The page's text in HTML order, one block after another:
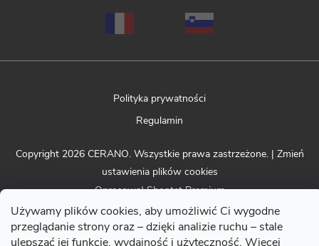
Używamy plików cookies, aby umożliwić Ci wygodne
przeglądanie strony oraz – dzięki analizie ruchu – stale
ulepszać jej funkcje, wydajność i użyteczność. Więcej
Polityka prywatności
Regulamin
Opracował Shoptet Premium
Copyright 2026 CERANO. Wszystkie prawa zastrzeżone. | Zmień
ustawienia plików cookies